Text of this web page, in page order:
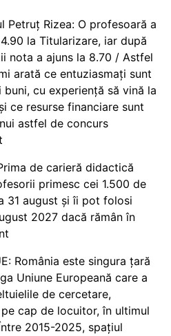
Petruț Rizea: O profesoară a
la Titularizare, iar după
nota a ajuns la 8.70 / Astfel
arată ce entuziasmați sunt
buni, cu experiență să vină la
ce resurse financiare sunt
astfel de concurs
de carieră didactică
primesc cei 1.500 de
31 august și îi pot folosi
2027 dacă rămân în
România este singura țară
Uniune Europeană care a
de cercetare,
cap de locuitor, în ultimul
2015-2025, spațiul